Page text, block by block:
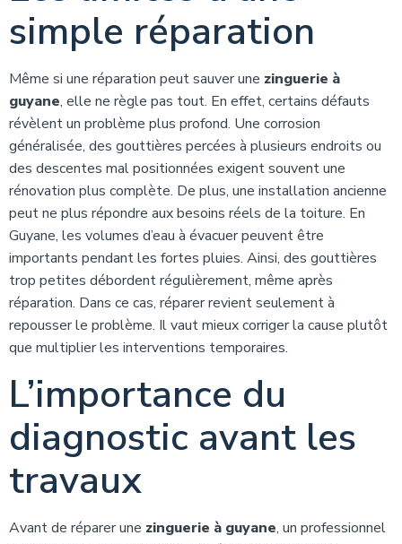
simple réparation
Même si une réparation peut sauver une zinguerie à
guyane, elle ne règle pas tout. En effet, certains défauts
révèlent un problème plus profond. Une corrosion
généralisée, des gouttières percées à plusieurs endroits ou
des descentes mal positionnées exigent souvent une
rénovation plus complète. De plus, une installation ancienne
peut ne plus répondre aux besoins réels de la toiture. En
Guyane, les volumes d’eau à évacuer peuvent être
importants pendant les fortes pluies. Ainsi, des gouttières
trop petites débordent régulièrement, même après
réparation. Dans ce cas, réparer revient seulement à
repousser le problème. Il vaut mieux corriger la cause plutôt
que multiplier les interventions temporaires.
L’importance du
diagnostic avant les
travaux
Avant de réparer une zinguerie à guyane, un professionnel